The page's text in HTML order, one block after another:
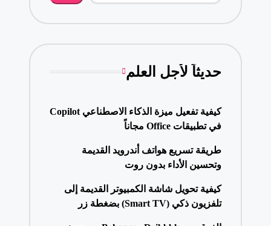
حديثاً لأجل العلم
كيفية تفعيل ميزة الذكاء الاصطناعي Copilot
في تطبيقات Office مجاناً
طريقة تسريع هواتف أندرويد القديمة
وتحسين الأداء بدون روت
كيفية تحويل شاشة الكمبيوتر القديمة إلى
تلفزيون ذكي (Smart TV) بضغطة زر